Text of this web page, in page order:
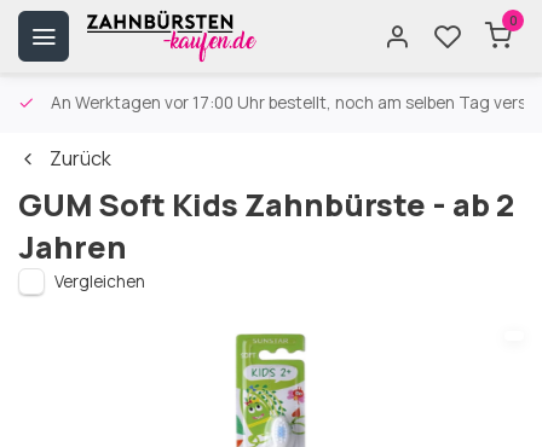
0
An Werktagen vor 17:00 Uhr bestellt, noch am selben Tag
Zurück
GUM Soft Kids Zahnbürste - ab 2
Jahren
Vergleichen